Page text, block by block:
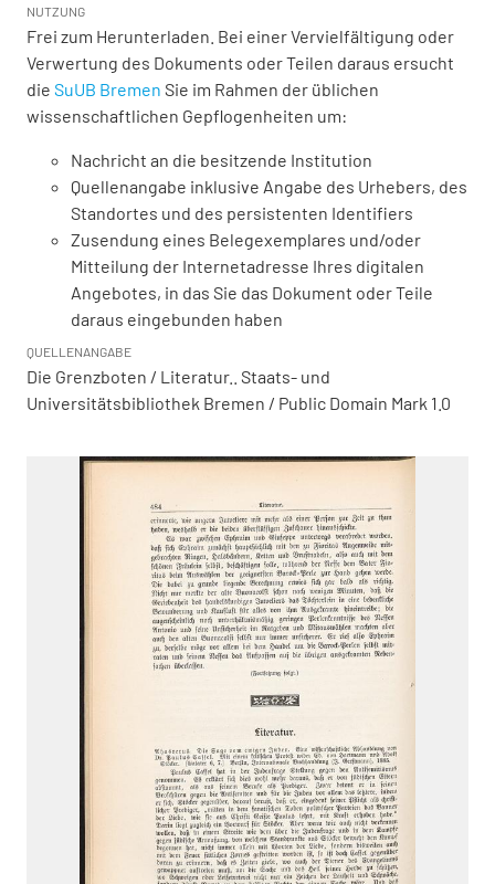
NUTZUNG
Frei zum Herunterladen. Bei einer Vervielfältigung oder
Verwertung des Dokuments oder Teilen daraus ersucht
die SuUB Bremen Sie im Rahmen der üblichen
wissenschaftlichen Gepflogenheiten um:
Nachricht an die besitzende Institution
Quellenangabe inklusive Angabe des Urhebers, des
Standortes und des persistenten Identifiers
Zusendung eines Belegexemplares und/oder
Mitteilung der Internetadresse Ihres digitalen
Angebotes, in das Sie das Dokument oder Teile
daraus eingebunden haben
QUELLENANGABE
Die Grenzboten / Literatur.. Staats- und
Universitätsbibliothek Bremen / Public Domain Mark 1.0